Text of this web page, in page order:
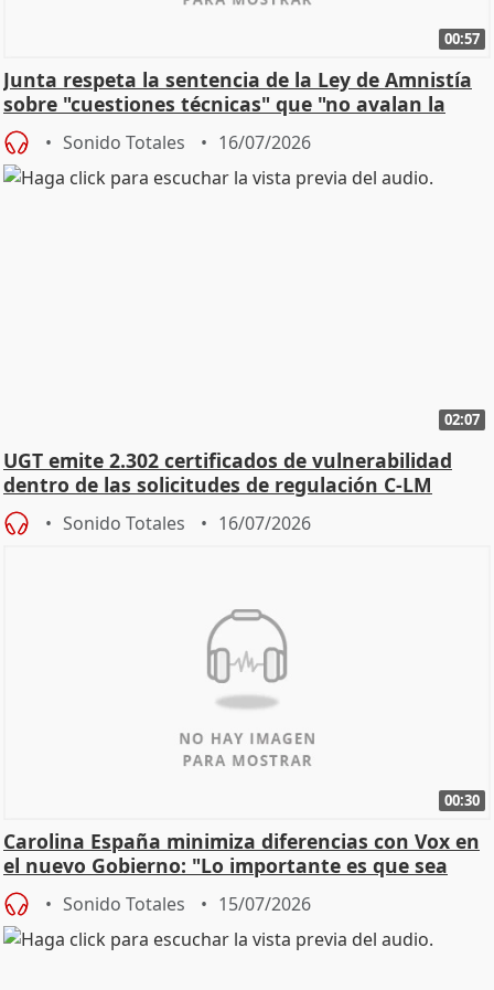
00:57
Junta respeta la sentencia de la Ley de Amnistía
sobre "cuestiones técnicas" que "no avalan la
const
Sonido Totales 16/07/2026
02:07
UGT emite 2.302 certificados de vulnerabilidad
dentro de las solicitudes de regulación C-LM
Sonido Totales 16/07/2026
00:30
Carolina España minimiza diferencias con Vox en
el nuevo Gobierno: "Lo importante es que sea
una leg
Sonido Totales 15/07/2026